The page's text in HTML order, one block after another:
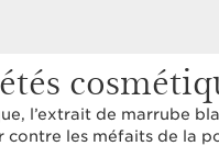
l’extrait de marrube
contre les méfaits de la